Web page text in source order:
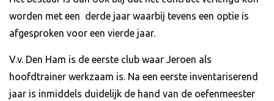
worden met een derde jaar waarbij tevens een optie is
afgesproken voor een vierde jaar.
V.v. Den Ham is de eerste club waar Jeroen als
hoofdtrainer werkzaam is. Na een eerste inventariserend
jaar is inmiddels duidelijk de hand van de oefenmeester